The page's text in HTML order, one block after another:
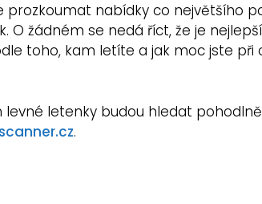
prozkoumat nabídky co největšího
žádném se nedá říct, že je
toho, kam letíte a jak moc jste při
levné letenky budou hledat
.